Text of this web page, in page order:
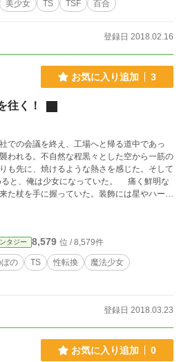
美少女 TS TSF 百合
登録日 2018.02.16
お気に入り追加 3
往く！
での会議を終え、工場へと帰る道中であっ
われる。不自然な程黒々とした空から一筋の
も先に、焼けるような熱さを感じた。そして
た杖を手に握っていた。装飾には星やハート
端は八芒星のシンボルと、中心に赤い水晶。
、淡い光を放ちながら浮いていた。 こ
った。悪の組織と戦うはずだった。 しか
の組織とばかり戦ってはいられない。魔女っ
日常を捨てるつもりはない。 こうして俺
た。
タジー 8,579 位 / 8,579件
の TS 性転換
魔法少女
登録日 2018.03.23
お気に入り追加 0